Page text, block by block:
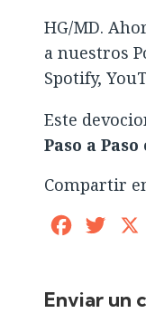
HG/MD.
a nuestros
Spotify,
Este
Paso a
Compartir
Facebook
Enviar un